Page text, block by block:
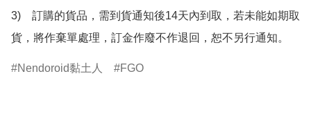
3)　訂購的貨品，需到貨通知後14天內到取，若未能如期取
貨，將作棄單處理，訂金作廢不作退回，恕不另行通知。
Nendoroid黏土人 FGO